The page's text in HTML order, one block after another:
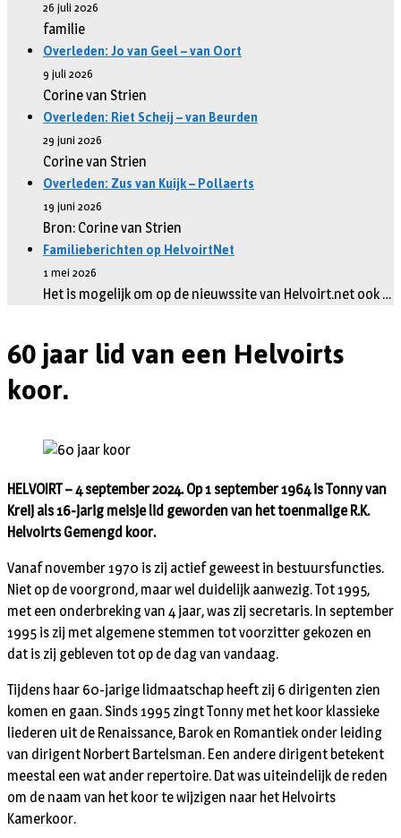
26 juli 2026
familie
Overleden: Jo van Geel – van Oort
9 juli 2026
Corine van Strien
Overleden: Riet Scheij – van Beurden
29 juni 2026
Corine van Strien
Overleden: Zus van Kuijk – Pollaerts
19 juni 2026
Bron: Corine van Strien
Familieberichten op HelvoirtNet
1 mei 2026
Het is mogelijk om op de nieuwssite van Helvoirt.net ook …
60 jaar lid van een Helvoirts
koor.
HELVOIRT – 4 september 2024. Op 1 september 1964 is Tonny van
Kreij als 16-jarig meisje lid geworden van het toenmalige R.K.
Helvoirts Gemengd koor.
Vanaf november 1970 is zij actief geweest in bestuursfuncties.
Niet op de voorgrond, maar wel duidelijk aanwezig. Tot 1995,
met een onderbreking van 4 jaar, was zij secretaris. In september
1995 is zij met algemene stemmen tot voorzitter gekozen en
dat is zij gebleven tot op de dag van vandaag.
Tijdens haar 60-jarige lidmaatschap heeft zij 6 dirigenten zien
komen en gaan. Sinds 1995 zingt Tonny met het koor klassieke
liederen uit de Renaissance, Barok en Romantiek onder leiding
van dirigent Norbert Bartelsman. Een andere dirigent betekent
meestal een wat ander repertoire. Dat was uiteindelijk de reden
om de naam van het koor te wijzigen naar het Helvoirts
Kamerkoor.